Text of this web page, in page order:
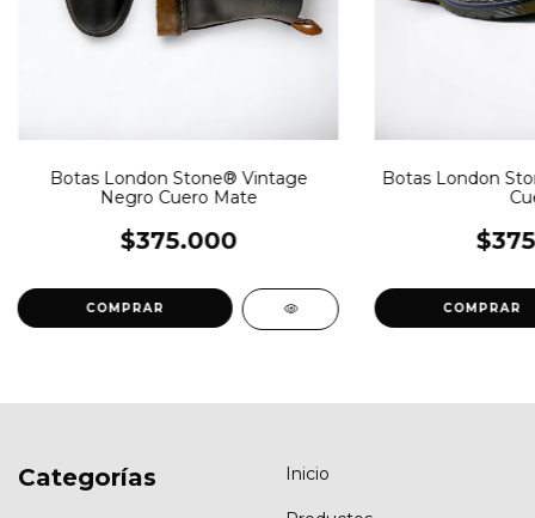
Botas London Stone® Vintage
Negro Cuero Mate
$375.000
COMPRAR
Botas London
COMPRAR
Categorías Inicio